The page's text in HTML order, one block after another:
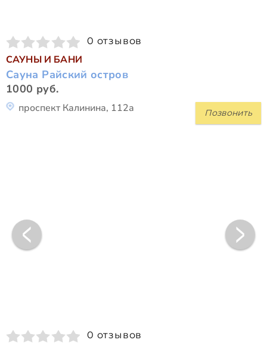
0 отзывов
САУНЫ И БАНИ
Сауна Райский остров
1000 руб.
Позвонить
проспект Калинина, 112а
0 отзывов